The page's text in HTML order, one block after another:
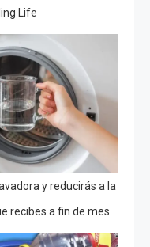
Life
y reducirás a la
recibes a fin de mes